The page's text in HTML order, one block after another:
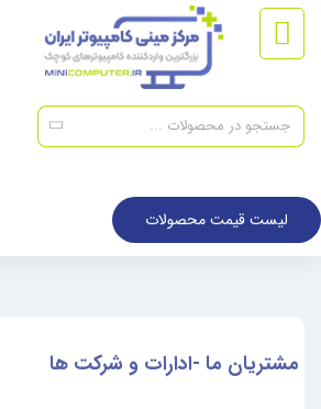
لیست قیمت محصولات
مشتریان ما -ادارات و شرکت ها